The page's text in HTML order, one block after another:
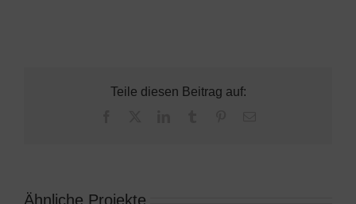
Teile diesen Beitrag auf:
Ähnliche Projekte